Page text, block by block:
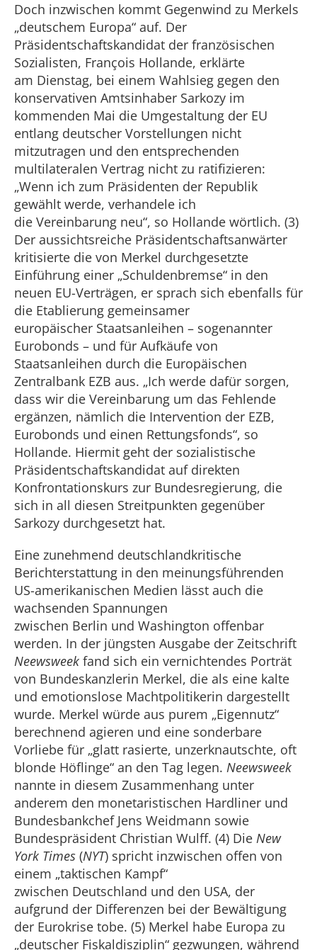
Doch inzwischen kommt Gegenwind zu Merkels
„deutschem Europa“ auf. Der
Präsidentschaftskandidat der französischen
Sozialisten, François Hollande, erklärte
am Dienstag, bei einem Wahlsieg gegen den
konservativen Amtsinhaber Sarkozy im
kommenden Mai die Umgestaltung der EU
entlang deutscher Vorstellungen nicht
mitzutragen und den entsprechenden
multilateralen Vertrag nicht zu ratifizieren:
„Wenn ich zum Präsidenten der Republik
gewählt werde, verhandele ich
die Vereinbarung neu“, so Hollande wörtlich. (3)
Der aussichtsreiche Präsidentschaftsanwärter
kritisierte die von Merkel durchgesetzte
Einführung einer „Schuldenbremse“ in den
neuen EU-Verträgen, er sprach sich ebenfalls für
die Etablierung gemeinsamer
europäischer Staatsanleihen – sogenannter
Eurobonds – und für Aufkäufe von
Staatsanleihen durch die Europäischen
Zentralbank EZB aus. „Ich werde dafür sorgen,
dass wir die Vereinbarung um das Fehlende
ergänzen, nämlich die Intervention der EZB,
Eurobonds und einen Rettungsfonds“, so
Hollande. Hiermit geht der sozialistische
Präsidentschaftskandidat auf direkten
Konfrontationskurs zur Bundesregierung, die
sich in all diesen Streitpunkten gegenüber
Sarkozy durchgesetzt hat.
Eine zunehmend deutschlandkritische
Berichterstattung in den meinungsführenden
US-amerikanischen Medien lässt auch die
wachsenden Spannungen
zwischen Berlin und Washington offenbar
werden. In der jüngsten Ausgabe der Zeitschrift
Neewsweek fand sich ein vernichtendes Porträt
von Bundeskanzlerin Merkel, die als eine kalte
und emotionslose Machtpolitikerin dargestellt
wurde. Merkel würde aus purem „Eigennutz“
berechnend agieren und eine sonderbare
Vorliebe für „glatt rasierte, unzerknautschte, oft
blonde Höflinge“ an den Tag legen. Neewsweek
nannte in diesem Zusammenhang unter
anderem den monetaristischen Hardliner und
Bundesbankchef Jens Weidmann sowie
Bundespräsident Christian Wulff. (4) Die New
York Times (NYT) spricht inzwischen offen von
einem „taktischen Kampf“
zwischen Deutschland und den USA, der
aufgrund der Differenzen bei der Bewältigung
der Eurokrise tobe. (5) Merkel habe Europa zu
„deutscher Fiskaldisziplin“ gezwungen, während